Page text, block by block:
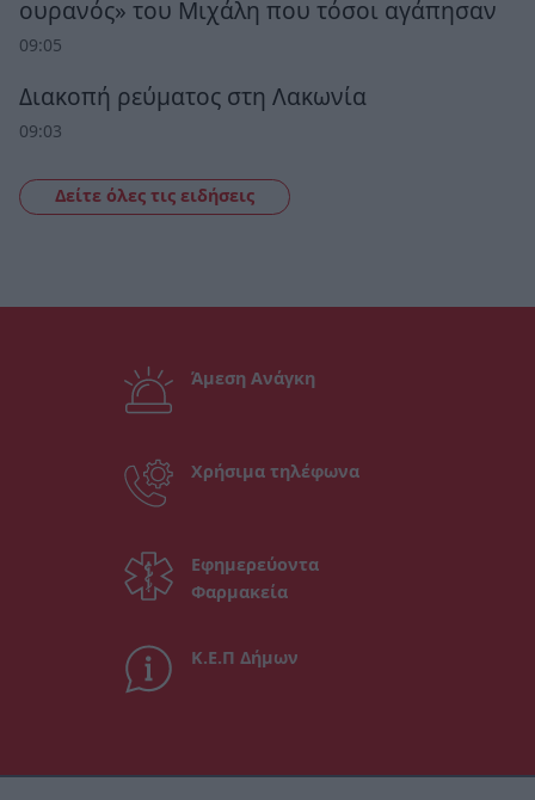
ουρανός» του Μιχάλη που τόσοι αγάπησαν
09:05
Διακοπή ρεύματος στη Λακωνία
09:03
Δείτε όλες τις ειδήσεις
Άμεση Ανάγκη
Χρήσιμα τηλέφωνα
Εφημερεύοντα
Φαρμακεία
Κ.Ε.Π Δήμων